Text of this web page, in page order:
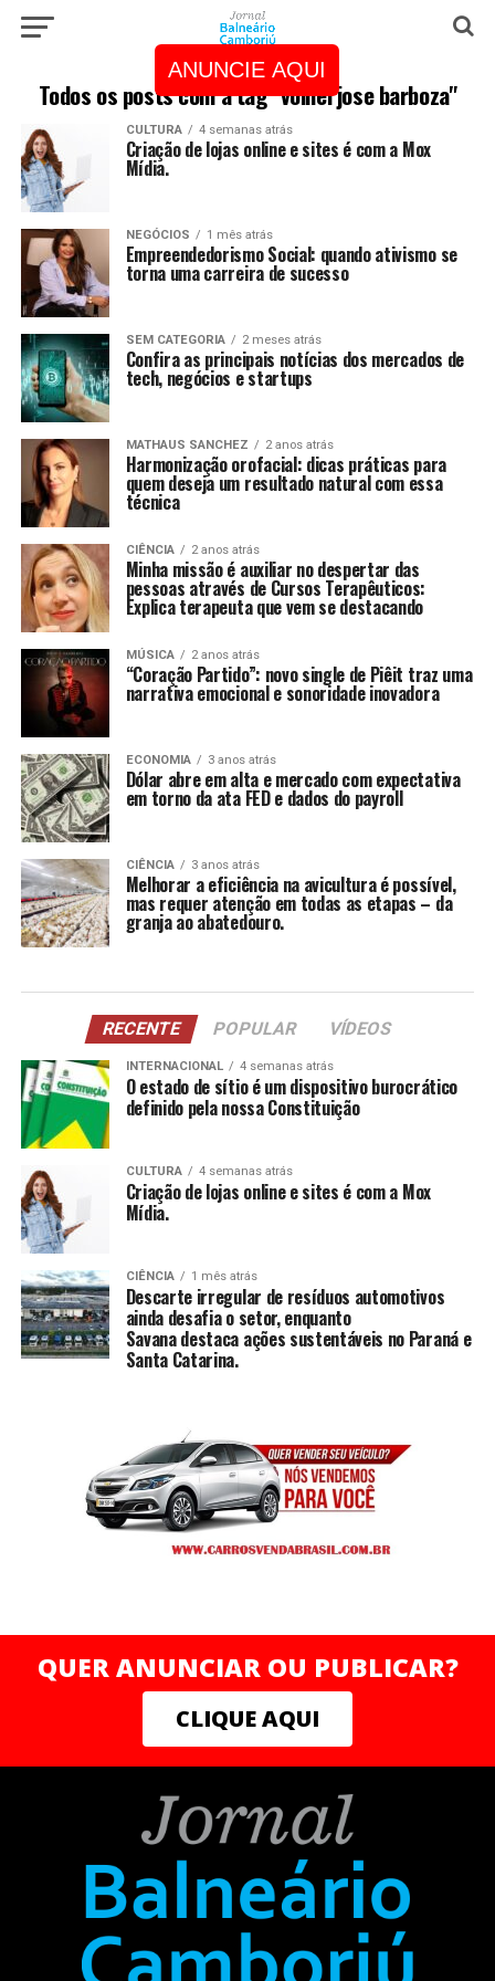
ANUNCIE AQUI
Todos os posts com a tag "volnei jose barboza"
CULTURA 4 semanas atrás
Criação de lojas online e sites é com a Mox
Mídia.
NEGÓCIOS 1 mês atrás
Empreendedorismo Social: quando ativismo se
torna uma carreira de sucesso
SEM CATEGORIA 2 meses atrás
Confira as principais notícias dos mercados de
tech, negócios e startups
MATHAUS SANCHEZ 2 anos atrás
Harmonização orofacial: dicas práticas para
quem deseja um resultado natural com essa
técnica
CIÊNCIA 2 anos atrás
Minha missão é auxiliar no despertar das
pessoas através de Cursos Terapêuticos:
Explica terapeuta que vem se destacando
MÚSICA 2 anos atrás
“Coração Partido”: novo single de Piêit traz uma
narrativa emocional e sonoridade inovadora
ECONOMIA 3 anos atrás
Dólar abre em alta e mercado com expectativa
em torno da ata FED e dados do payroll
CIÊNCIA 3 anos atrás
Melhorar a eficiência na avicultura é possível,
mas requer atenção em todas as etapas – da
granja ao abatedouro.
RECENTE POPULAR VÍDEOS
INTERNACIONAL 4 semanas atrás
O estado de sítio é um dispositivo burocrático
definido pela nossa Constituição
CULTURA 4 semanas atrás
Criação de lojas online e sites é com a Mox
Mídia.
CIÊNCIA 1 mês atrás
Descarte irregular de resíduos automotivos
ainda desafia o setor, enquanto
Savana destaca ações sustentáveis no Paraná e
Santa Catarina.
QUER ANUNCIAR OU PUBLICAR?
CLIQUE AQUI